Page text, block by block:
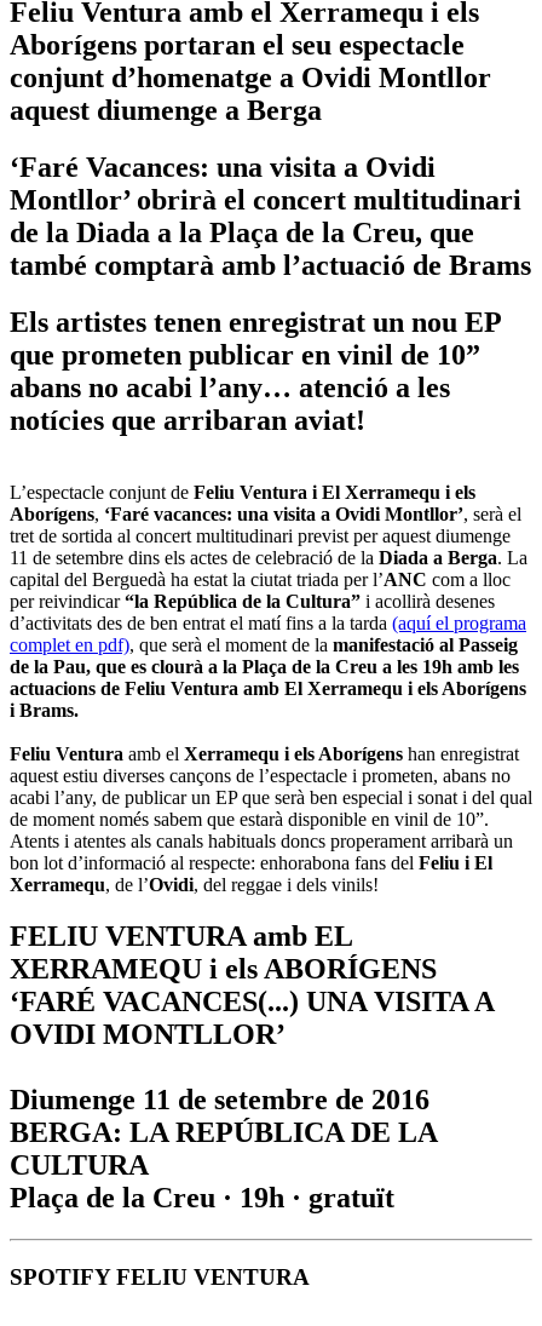
Feliu Ventura amb el Xerramequ i els
Aborígens portaran el seu espectacle
conjunt d’homenatge a Ovidi Montllor
aquest diumenge a Berga
‘Faré Vacances: una visita a Ovidi
Montllor’ obrirà el concert multitudinari
de la Diada a la Plaça de la Creu, que
també comptarà amb l’actuació de Brams
Els artistes tenen enregistrat un nou EP
que prometen publicar en vinil de 10”
abans no acabi l’any… atenció a les
notícies que arribaran aviat!
L’espectacle conjunt de Feliu Ventura i El Xerramequ i els
Aborígens, ‘Faré vacances: una visita a Ovidi Montllor’, serà el
tret de sortida al concert multitudinari previst per aquest diumenge
11 de setembre dins els actes de celebració de la Diada a Berga. La
capital del Berguedà ha estat la ciutat triada per l’ANC com a lloc
per reivindicar“la República de la Cultura” i acollirà desenes
d’activitats des de ben entrat el matí fins a la tarda (aquí el programa
complet en pdf), que serà el moment de la manifestació al Passeig
de la Pau, que es clourà a la Plaça de la Creu a les 19h amb les
actuacions de Feliu Ventura amb El Xerramequ i els Aborígens
i Brams.
Feliu Ventura amb el Xerramequ i els Aborígens han enregistrat
aquest estiu diverses cançons de l’espectacle i prometen, abans no
acabi l’any, de publicar un EP que serà ben especial i sonat i del qual
de moment només sabem que estarà disponible en vinil de 10”.
Atents i atentes als canals habituals doncs properament arribarà un
bon lot d’informació al respecte: enhorabona fans del Feliu i El
Xerramequ, de l’Ovidi, del reggae i dels vinils!
FELIU VENTURA amb EL
XERRAMEQU i els ABORÍGENS
‘FARÉ VACANCES(...) UNA VISITA A
OVIDI MONTLLOR’
Diumenge 11 de setembre de 2016
BERGA: LA REPÚBLICA DE LA
CULTURA
Plaça de la Creu · 19h · gratuït
SPOTIFY FELIU VENTURA